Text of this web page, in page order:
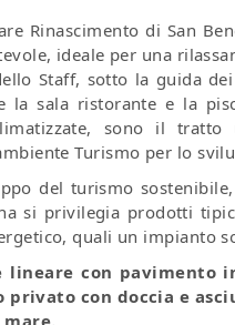
Rinascimento di San
ideale per una
Staff, sotto la guida
la sala ristorante e la
sono il
Turismo per lo
del turismo
si privilegia prodotti
quali un impianto
lineare con pavimento
privato con doccia e